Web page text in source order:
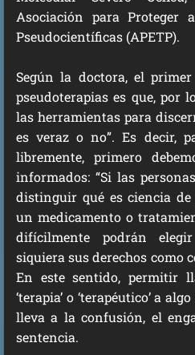
Asociación para Proteger
Pseudocientíficas (APETP).
Según la doctora, el
pseudoterapias es que, por
las herramientas para
es veraz o no”. Es decir,
libremente, primero
informados: “Si las
distinguir qué es ciencia de
un medicamento o
difícilmente podrán
siquiera sus derechos como
En este sentido, permitir
‘terapia’ o ‘terapéutico’ a
lleva a la confusión, el
sentencia.